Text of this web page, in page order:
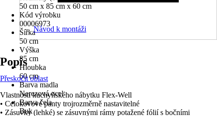
50 cm x 85 cm x 60 cm
Kód výrobku
00006973
Šířka
50 cm
Výška
85 cm
Hloubka
60 cm
Barva madla
Nerezová ocel
Barva čela
Buk
Návod k montáži
Popis
Přeskočit oblast
Vlastnosti kuchyňského nábytku Flex-Well
• Celokovové panty trojrozměrně nastavitelné
• Zásuvky (lehké) se zásuvnými rámy potažené fólií s bočními